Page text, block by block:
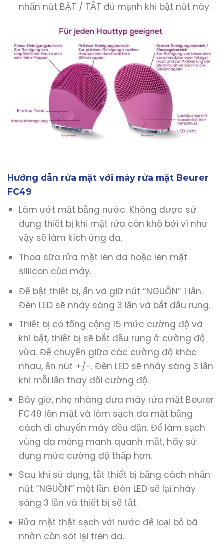
nhấn nút BẬT / TẮT đủ mạnh khi bật nút này.
Hướng dẫn rửa mặt với máy rửa mặt Beurer
FC49
Làm ướt mặt bằng nước. Không được sử
dụng thiết bị khi mặt rửa còn khô bởi vì như
vậy sẽ làm kích ứng da.
Thoa sữa rửa mặt lên da hoặc lên mặt
sillicon của máy.
Để bật thiết bị, ấn và giữ nút “NGUỒN” 1 lần.
Đèn LED sẽ nháy sáng 3 lần và bắt đầu rung.
Thiết bị có tổng cộng 15 mức cường độ và
khi bật, thiết bị sẽ bắt đầu rung ở cường độ
vừa. Để chuyển giữa các cường độ khác
nhau, ấn nút +/-. Đèn LED sẽ nháy sáng 3 lần
khi mỗi lần thay đổi cường độ.
Bây giờ, nhẹ nhàng đưa máy rửa mặt Beurer
FC49 lên mặt và làm sạch da mặt bằng
cách di chuyển máy đều đặn. Để làm sạch
vùng da mỏng manh quanh mắt, hãy sử
dụng mức cường độ thấp hơn.
Sau khi sử dụng, tắt thiết bị bằng cách nhấn
nút “NGUỒN” một lần. Đèn LED sẽ lại nháy
sáng 3 lần và thiết bị sẽ tắt.
Rửa mặt thật sạch với nước để loại bỏ bã
nhờn còn sót lại trên da.